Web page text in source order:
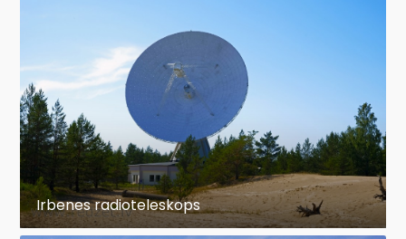
Irbenes radioteleskops